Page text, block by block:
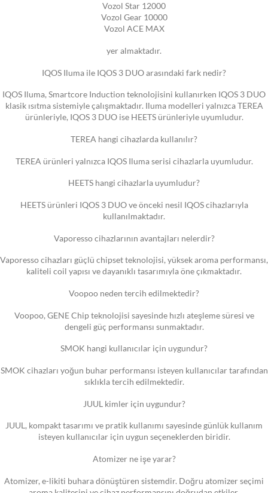
Vozol Star 12000
Vozol Gear 10000
Vozol ACE MAX
yer almaktadır.
IQOS Iluma ile IQOS 3 DUO arasındaki fark nedir?
IQOS Iluma, Smartcore Induction teknolojisini kullanırken IQOS 3 DUO
klasik ısıtma sistemiyle çalışmaktadır. Iluma modelleri yalnızca TEREA
ürünleriyle, IQOS 3 DUO ise HEETS ürünleriyle uyumludur.
TEREA hangi cihazlarda kullanılır?
TEREA ürünleri yalnızca IQOS Iluma serisi cihazlarla uyumludur.
HEETS hangi cihazlarla uyumludur?
HEETS ürünleri IQOS 3 DUO ve önceki nesil IQOS cihazlarıyla
kullanılmaktadır.
Vaporesso cihazlarının avantajları nelerdir?
Vaporesso cihazları güçlü chipset teknolojisi, yüksek aroma performansı,
kaliteli coil yapısı ve dayanıklı tasarımıyla öne çıkmaktadır.
Voopoo neden tercih edilmektedir?
Voopoo, GENE Chip teknolojisi sayesinde hızlı ateşleme süresi ve
dengeli güç performansı sunmaktadır.
SMOK hangi kullanıcılar için uygundur?
SMOK cihazları yoğun buhar performansı isteyen kullanıcılar tarafından
sıklıkla tercih edilmektedir.
JUUL kimler için uygundur?
JUUL, kompakt tasarımı ve pratik kullanımı sayesinde günlük kullanım
isteyen kullanıcılar için uygun seçeneklerden biridir.
Atomizer ne işe yarar?
Atomizer, e-likiti buhara dönüştüren sistemdir. Doğru atomizer seçimi